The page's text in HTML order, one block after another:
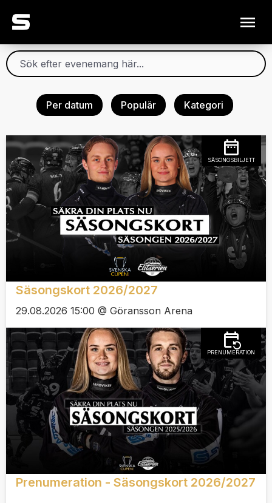
Per datum Populär Kategori
Säsongskort 2026/2027
29.08.2026 15:00 @ Göransson Arena
SÄSONGSBILJETT
Prenumeration - Säsongskort 2026/2027
PRENUMERATION